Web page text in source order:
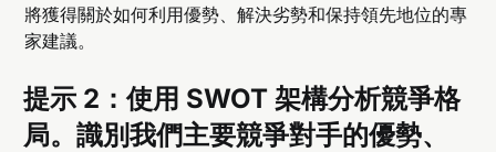
將獲得關於如何利用優勢、解決劣勢和保持領先地位的專
家建議。
提示 2：使用 SWOT 架構分析競爭格
局。識別我們主要競爭對手的優勢、